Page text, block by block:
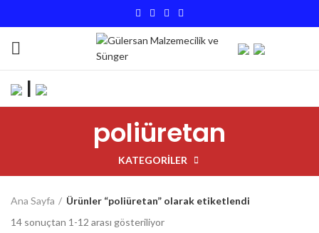
|
poliüretan
KATEGORILER
Ana Sayfa
Ürünler “poliüretan” olarak etiketlendi
14 sonuçtan 1-12 arası gösteriliyor